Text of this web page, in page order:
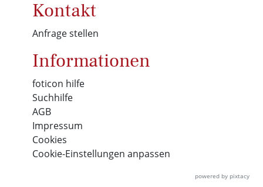
Kontakt
Anfrage stellen
Informationen
foticon hilfe
Suchhilfe
AGB
Impressum
Cookies
Cookie-Einstellungen anpassen
powered by pixtacy